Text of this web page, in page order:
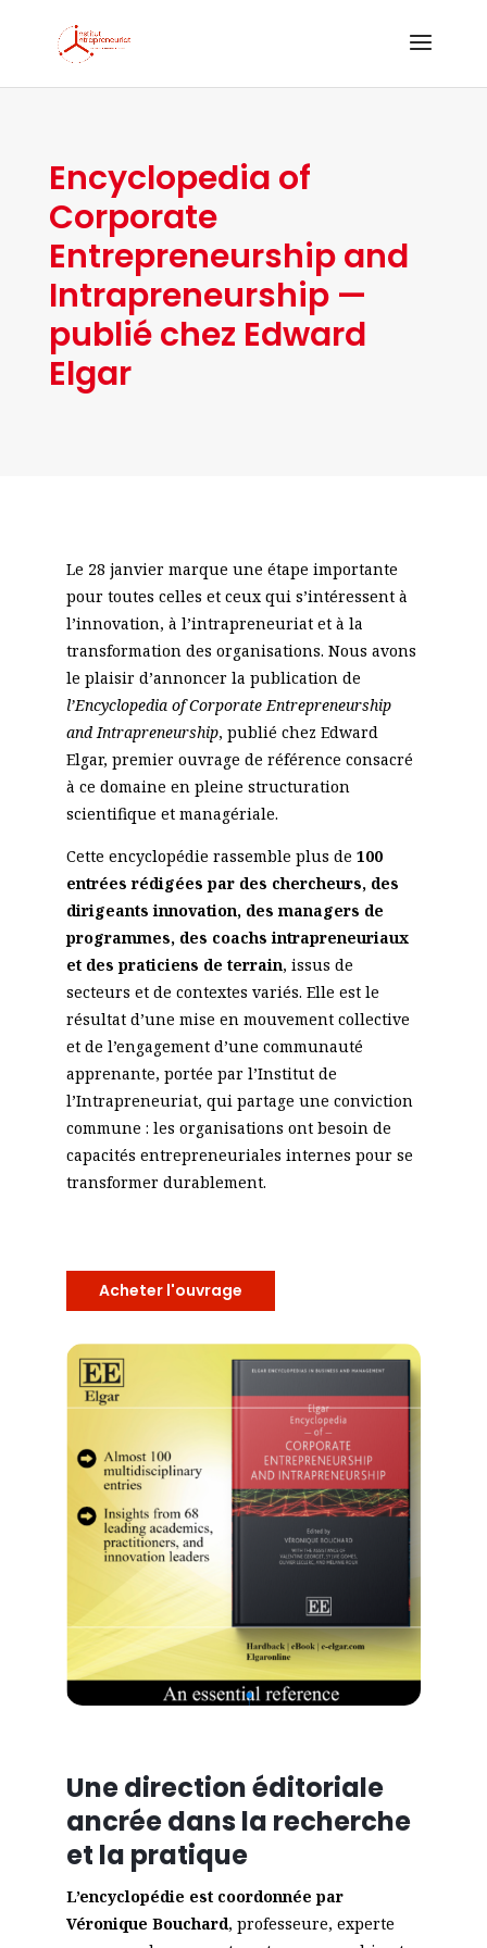
Encyclopedia of
Corporate
Entrepreneurship and
Intrapreneurship —
publié chez Edward
Elgar
Le 28 janvier marque une étape importante
pour toutes celles et ceux qui s’intéressent à
l’innovation, à l’intrapreneuriat et à la
transformation des organisations. Nous avons
le plaisir d’annoncer la publication de
l’Encyclopedia of Corporate Entrepreneurship
and Intrapreneurship, publié chez Edward
Elgar, premier ouvrage de référence consacré
à ce domaine en pleine structuration
scientifique et managériale.
Cette encyclopédie rassemble plus de 100
entrées rédigées par des chercheurs, des
dirigeants innovation, des managers de
programmes, des coachs intrapreneuriaux
et des praticiens de terrain, issus de
secteurs et de contextes variés. Elle est le
résultat d’une mise en mouvement collective
et de l’engagement d’une communauté
apprenante, portée par l’Institut de
l’Intrapreneuriat, qui partage une conviction
commune : les organisations ont besoin de
capacités entrepreneuriales internes pour se
transformer durablement.
Acheter l'ouvrage
Une direction éditoriale
ancrée dans la recherche
et la pratique
L’encyclopédie est coordonnée par
Véronique Bouchard, professeure, experte